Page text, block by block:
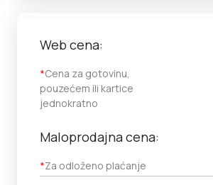
Web cena:
*Cena za gotovinu,
pouzećem ili kartice
jednokratno
Maloprodajna cena:
*Za odloženo plaćanje